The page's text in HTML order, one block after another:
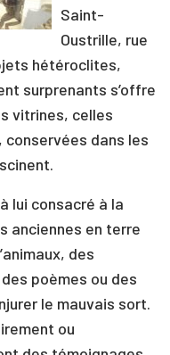
Saint-
Oustrille, rue
hétéroclites,
surprenants s’offre
vitrines, celles
dans les
lui consacré à la
anciennes en terre
des
poèmes ou des
le mauvais sort.
ou